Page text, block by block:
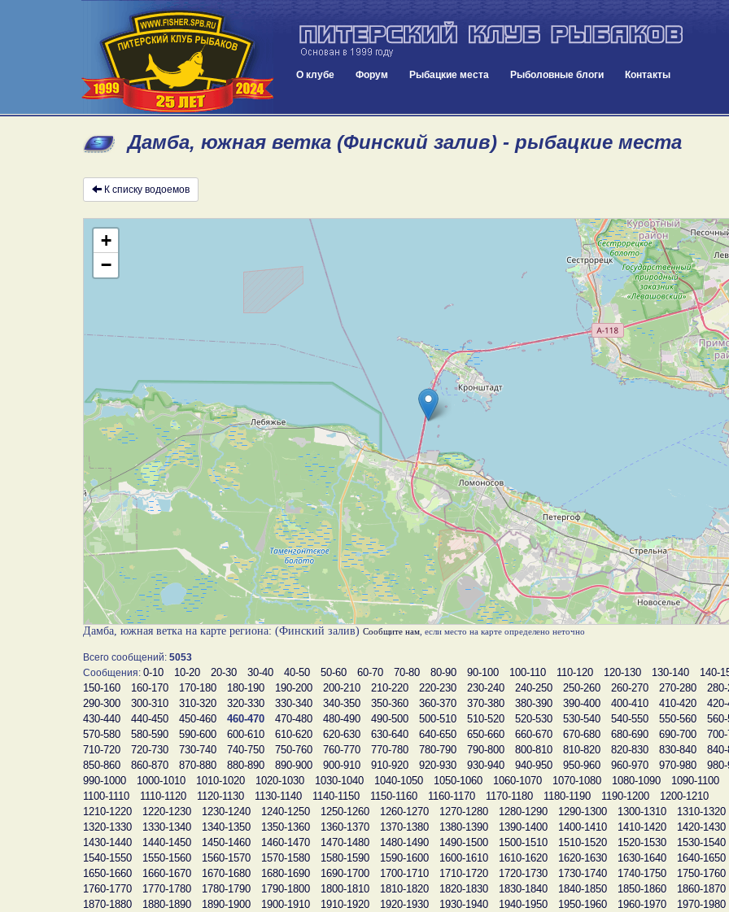
О клубе Форум Рыбацкие места Рыболовные блоги Контакты
Дамба, южная ветка (Финский залив) - рыбацкие места
К списку водоемов
+
−
Дамба, южная ветка на карте региона: (Финский залив) Сообщите нам , если место на карте определено неточно
Всего сообщений: 5053
Сообщения: 0-10 10-20 20-30 30-40 40-50 50-60 60-70 70-80 80-90 90-100 100-110 110-120 120-130 130-140
140-
150-160
160-170 170-180 180-190 190-200 200-210 210-220 220-230 230-240 240-250 250-260 260-270 270-280
290-300
300-310 310-320 320-330 330-340 340-350 350-360 360-370 370-380 380-390 390-400 400-410 410-420
430-440
440-450 450-460 460-470 470-480 480-490 490-500 500-510 510-520 520-530 530-540 540-550 550-560
570-580
580-590 590-600 600-610 610-620 620-630 630-640 640-650 650-660 660-670 670-680 680-690 690-700
710-720
720-730 730-740 740-750 750-760 760-770 770-780 780-790 790-800 800-810 810-820 820-830 830-840
850-860
860-870 870-880 880-890 890-900 900-910 910-920 920-930 930-940 940-950 950-960 960-970 970-980
990-1000
1000-1010 1010-1020 1020-1030 1030-1040 1040-1050 1050-1060 1060-1070 1070-1080 1080-1090
1090-1100
1100-1110
1110-1120 1120-1130 1130-1140 1140-1150 1150-1160 1160-1170 1170-1180 1180-1190 1190-1200
1200-1210
1210-1220
1220-1230 1230-1240 1240-1250 1250-1260 1260-1270 1270-1280 1280-1290 1290-1300 1300-1310
1310-1320
1320-1330
1330-1340 1340-1350 1350-1360 1360-1370 1370-1380 1380-1390 1390-1400 1400-1410 1410-1420
1420-1430
1430-1440
1440-1450 1450-1460 1460-1470 1470-1480 1480-1490 1490-1500 1500-1510 1510-1520 1520-1530
1530-1540
1540-1550
1550-1560 1560-1570 1570-1580 1580-1590 1590-1600 1600-1610 1610-1620 1620-1630 1630-1640
1640-1650
1650-1660
1660-1670 1670-1680 1680-1690 1690-1700 1700-1710 1710-1720 1720-1730 1730-1740 1740-1750
1750-1760
1760-1770
1770-1780 1780-1790 1790-1800 1800-1810 1810-1820 1820-1830 1830-1840 1840-1850 1850-1860
1860-1870
1870-1880
1880-1890 1890-1900 1900-1910 1910-1920 1920-1930 1930-1940 1940-1950 1950-1960 1960-1970
1970-1980